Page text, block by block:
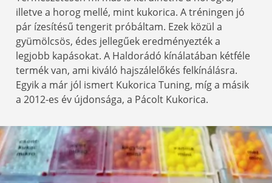
illetve a horog mellé, mint kukorica. A tréningen jó
pár ízesítésű tengerit próbáltam. Ezek közül a
gyümölcsös, édes jellegűek eredményezték a
legjobb kapásokat. A Haldorádó kínálatában kétféle
termék van, ami kiváló hajszálelőkés felkínálásra.
Egyik a már jól ismert Kukorica Tuning, míg a másik
a 2012-es év újdonsága, a Pácolt Kukorica.